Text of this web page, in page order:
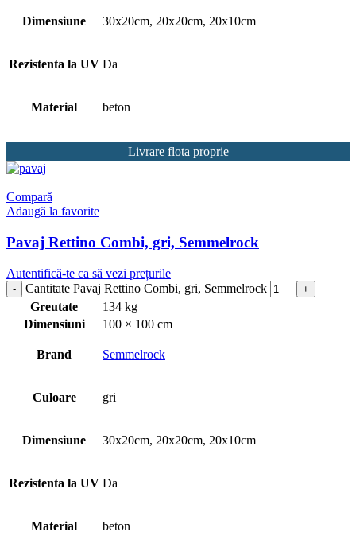
Dimensiune 30x20cm, 20x20cm, 20x10cm
Rezistenta la UV Da
Material beton
Livrare flota proprie
Compară
Adaugă la favorite
Pavaj Rettino Combi, gri, Semmelrock
Autentifică-te ca să vezi prețurile
Cantitate Pavaj Rettino Combi, gri, Semmelrock
Greutate
134 kg
Dimensiuni
100 × 100 cm
Brand Semmelrock
Culoare gri
Dimensiune 30x20cm, 20x20cm, 20x10cm
Rezistenta la UV Da
Material beton